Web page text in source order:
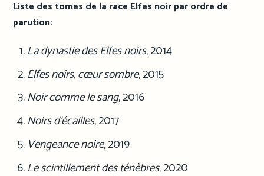
Liste des tomes de la race Elfes noir par ordre de
parution:
La dynastie des Elfes noirs, 2014
Elfes noirs, cœur sombre, 2015
Noir comme le sang, 2016
Noirs d’écailles, 2017
Vengeance noire, 2019
Le scintillement des ténèbres, 2020